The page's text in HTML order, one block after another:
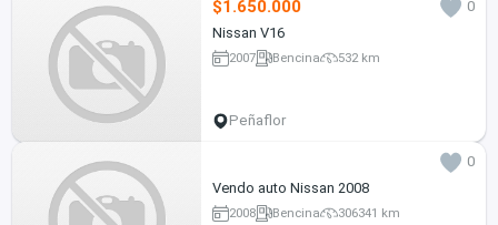
$1.650.000
0
Nissan V16
2007 Bencina 532 km
Peñaflor
0
Vendo auto Nissan 2008
2008 Bencina 306341 km